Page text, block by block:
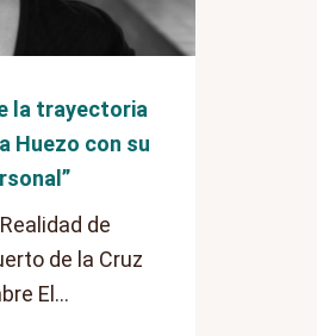
la trayectoria
Huezo con su
de
de la Cruz
El...